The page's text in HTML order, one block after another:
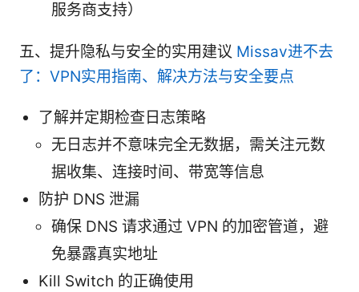
服务商支持）
五、提升隐私与安全的实用建议 Missav进不去
了：VPN实用指南、解决方法与安全要点
了解并定期检查日志策略
无日志并不意味完全无数据，需关注元数
据收集、连接时间、带宽等信息
防护 DNS 泄漏
确保 DNS 请求通过 VPN 的加密管道，避
免暴露真实地址
Kill Switch 的正确使用